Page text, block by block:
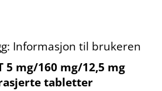
Informasjon til brukeren
5 mg/160 mg/12,5 mg
tabletter